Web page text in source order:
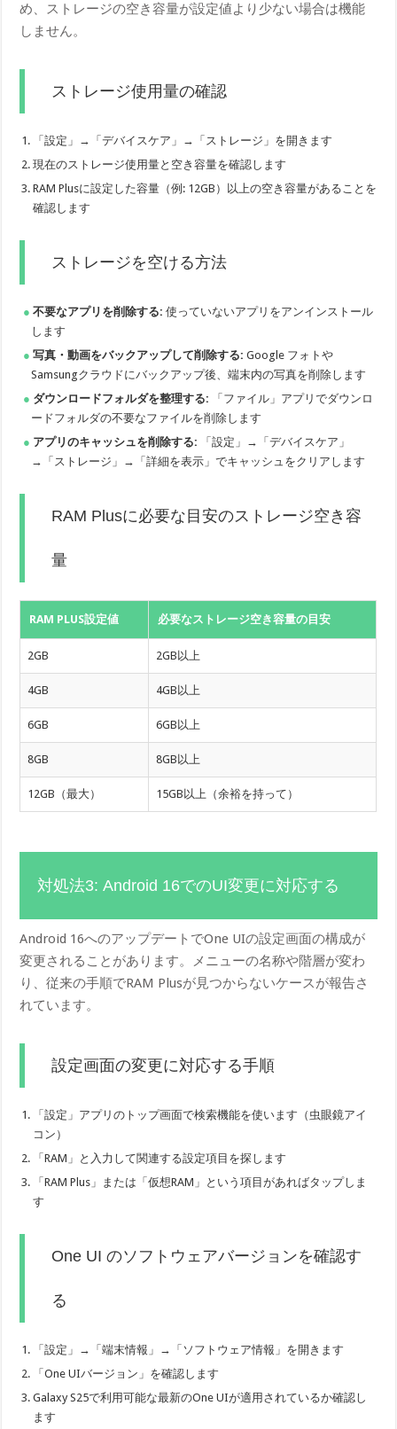
め、ストレージの空き容量が設定値より少ない場合は機能
しません。
ストレージ使用量の確認
「設定」→「デバイスケア」→「ストレージ」を開きます
現在のストレージ使用量と空き容量を確認します
RAM Plusに設定した容量（例: 12GB）以上の空き容量があることを
確認します
ストレージを空ける方法
不要なアプリを削除する: 使っていないアプリをアンインストール
します
写真・動画をバックアップして削除する: Google フォトや
Samsungクラウドにバックアップ後、端末内の写真を削除します
ダウンロードフォルダを整理する: 「ファイル」アプリでダウンロ
ードフォルダの不要なファイルを削除します
アプリのキャッシュを削除する: 「設定」→「デバイスケア」
→「ストレージ」→「詳細を表示」でキャッシュをクリアします
RAM Plusに必要な目安のストレージ空き容
量
RAM PLUS設定値 必要なストレージ空き容量の目安
2GB 2GB以上
4GB 4GB以上
6GB 6GB以上
8GB 8GB以上
12GB（最大） 15GB以上（余裕を持って）
対処法3: Android 16でのUI変更に対応する
Android 16へのアップデートでOne UIの設定画面の構成が
変更されることがあります。メニューの名称や階層が変わ
り、従来の手順でRAM Plusが見つからないケースが報告さ
れています。
設定画面の変更に対応する手順
「設定」アプリのトップ画面で検索機能を使います（虫眼鏡アイ
コン）
「RAM」と入力して関連する設定項目を探します
「RAM Plus」または「仮想RAM」という項目があればタップしま
す
One UI のソフトウェアバージョンを確認す
る
「設定」→「端末情報」→「ソフトウェア情報」を開きます
「One UIバージョン」を確認します
Galaxy S25で利用可能な最新のOne UIが適用されているか確認し
ます